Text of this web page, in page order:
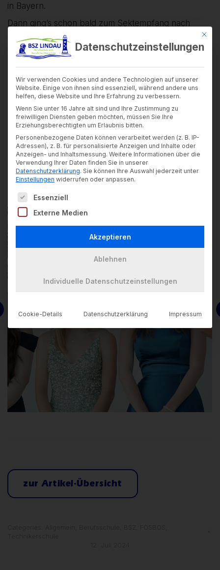
in Bayern.
Dann ging’s schon bald zum Sektempfang nach
draußen, wo noch ordentlich miteinander
angestoßen und geratscht wurde. Mit dem
(Fach-)Abiturzeugnis entlassen? Ja, aber mit einem
ein toller Tag an dem wohl jeder noch einmal an die
zwei, drei sehr kurzen, kurzweiligen Jahre hier an
der FOSBOS Lindau zurückdachte und dabei sowohl
wehmütig wurde aber auch glücklich schmunzelte
und sich freute auf das was nun möglich wird und
natürlich auch auf was dann am Abend kommen
sollte. Denn abends wurde dann gefeiert was das
Zeug hält beim von der SMV organisierten Abiball in
der Eilguthalle in Lindau.
zur Artikel-Übersicht
Mit
Datenschutzeinstellungen
Wir verwenden Cookies und andere Technologien auf unserer
Website. Einige von ihnen sind essenziell, während andere uns
helfen, diese Website und Ihre Erfahrung zu verbessern.
Wenn Sie unter 16 Jahre alt sind und Ihre Zustimmung zu
freiwilligen Diensten geben möchten, müssen Sie Ihre
Erziehungsberechtigten um Erlaubnis bitten.
Personenbezogene Daten können verarbeitet werden (z. B. IP-
Adressen), z. B. für personalisierte Anzeigen und Inhalte oder
Anzeigen- und Inhaltsmessung. Weitere Informationen über die
Verwendung Ihrer Daten finden Sie in unserer
Datenschutzerklärung. Sie können Ihre Auswahl jederzeit unter
Einstellungen widerrufen oder anpassen.
Es folgt eine Liste der Service-Gruppen, für die
Essenziell
Externe Medien
Akzeptieren
Ablehnen
Individuelle Datenschutzeinstellungen
Cookie-Details Datenschutzerklärung Impressum